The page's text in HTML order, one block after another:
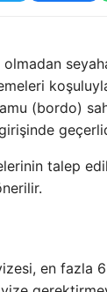
(bordo)
talep
en